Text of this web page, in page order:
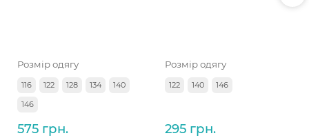
Розмір одягу
116 122 128 134
140
146
575 грн.
Розмір одягу
122 140 146
295 грн.